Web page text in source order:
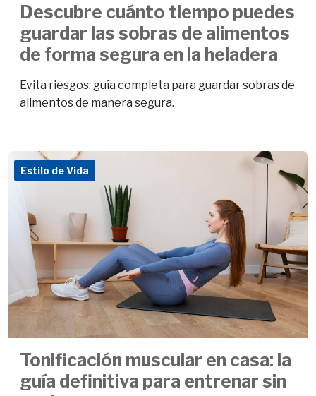
Descubre cuánto tiempo puedes
guardar las sobras de alimentos
de forma segura en la heladera
Evita riesgos: guía completa para guardar sobras de
alimentos de manera segura.
Estilo de Vida
Tonificación muscular en casa: la
guía definitiva para entrenar sin